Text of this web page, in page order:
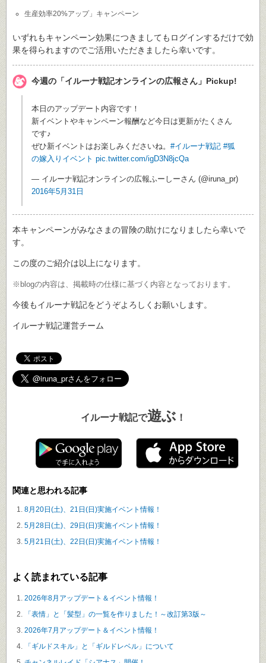
生産効率20%アップ」キャンペーン
いずれもキャンペーン効果につきましてもログインするだけで効
果を得られますのでご活用いただきましたら幸いです。
今週の「イルーナ戦記オンラインの広報さん」Pickup!
本日のアップデート内容です！
新イベントやキャンペーン報酬など今日は更新がたくさん
です♪
ぜひ新イベントはお楽しみくださいね。 #イルーナ戦記 #狐
の嫁入りイベント pic.twitter.com/igD3N8jcQa
— イルーナ戦記オンラインの広報ふーしーさん (@iruna_pr)
2016年5月31日
本キャンペーンがみなさまの冒険の助けになりましたら幸いで
す。
この度のご紹介は以上になります。
※blogの内容は、掲載時の仕様に基づく内容となっております。
今後もイルーナ戦記をどうぞよろしくお願いします。
イルーナ戦記運営チーム
イルーナ戦記で遊ぶ ！
関連と思われる記事
8月20日(土)、21日(日)実施イベント情報！
5月28日(土)、29日(日)実施イベント情報！
5月21日(土)、22日(日)実施イベント情報！
よく読まれている記事
2026年8月アップデート＆イベント情報！
「表情」と「髪型」の一覧を作りました！～改訂第3版～
2026年7月アップデート＆イベント情報！
「ギルドスキル」と「ギルドレベル」について